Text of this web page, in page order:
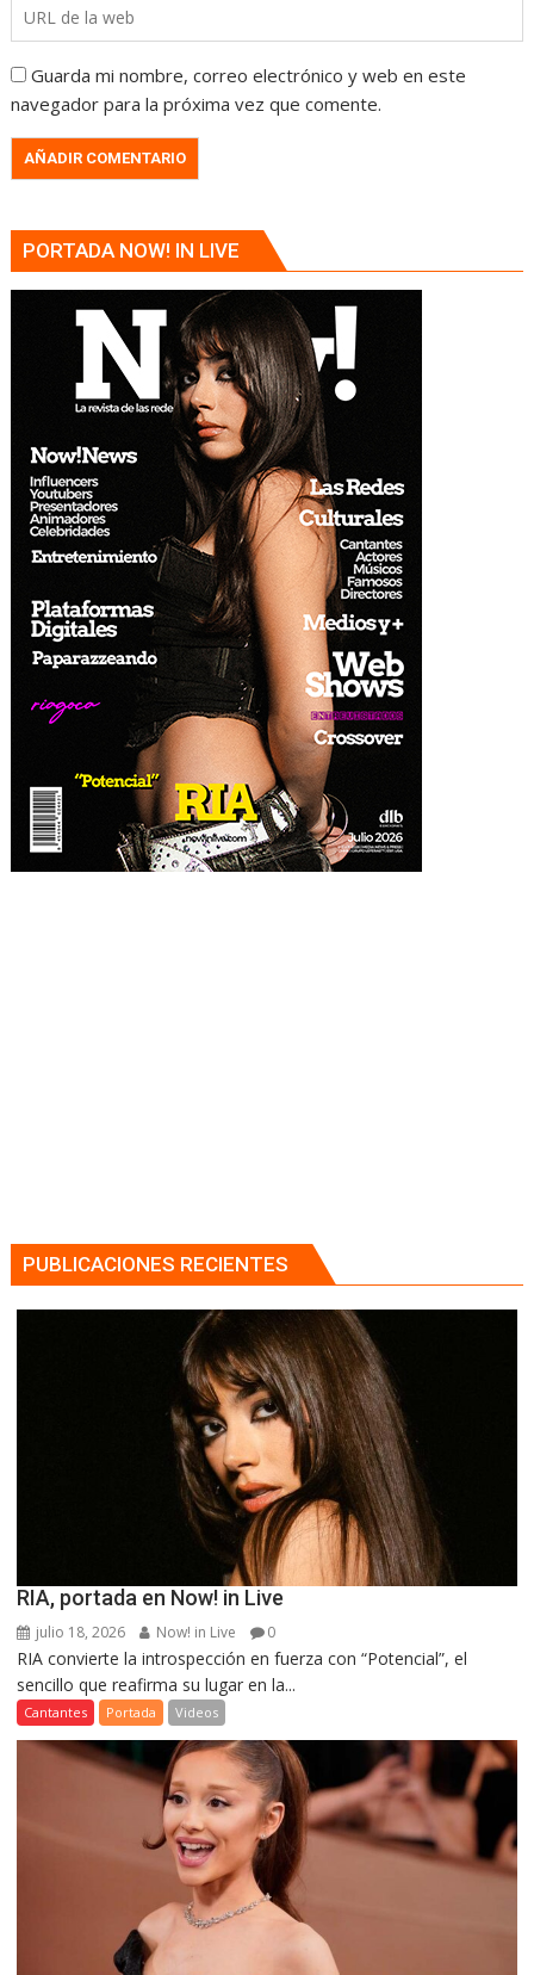
Guarda mi nombre, correo electrónico y web en este
navegador para la próxima vez que comente.
PORTADA NOW! IN LIVE
PUBLICACIONES RECIENTES
RIA, portada en Now! in Live
julio 18, 2026 Now! in Live 0
RIA convierte la introspección en fuerza con “Potencial”, el
sencillo que reafirma su lugar en la...
Cantantes Portada Videos